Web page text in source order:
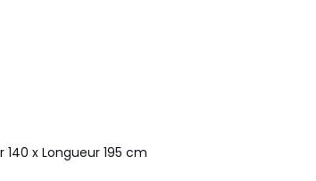
x Longueur 195 cm